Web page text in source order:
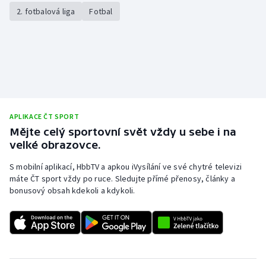
2. fotbalová liga Fotbal
APLIKACE ČT SPORT
Mějte celý sportovní svět vždy u sebe i na
velké obrazovce.
S mobilní aplikací, HbbTV a apkou iVysílání ve své chytré televizi
máte ČT sport vždy po ruce. Sledujte přímé přenosy, články a
bonusový obsah kdekoli a kdykoli.